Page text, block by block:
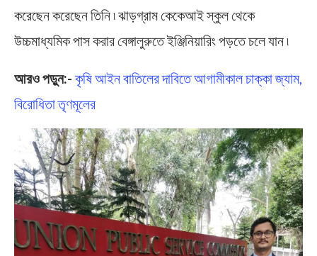
করেছেন করেছেন তিনি ৷ ঝাড়গ্রাম কেকেআই স্কুল থেকে
উচ্চমাধ্যমিক পাস করার বেঙ্গালুরুতে ইঞ্জিনিয়ারিং পড়তে চলে যান ৷
আরও পড়ুন:- কৃষি আইন বাতিলের দাবিতে আগামীকাল চাক্কা জ্যাম,
বিরোধিতা তৃণমূলের